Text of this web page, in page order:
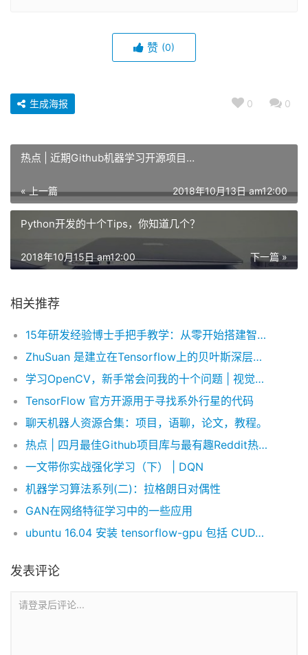
赞 (0)
0 0
生成海报
热点 | 近期Github机器学习开源项目…
« 上一篇 2018年10月13日 am12:00
Python开发的十个Tips，你知道几个？
下一篇 »
2018年10月15日 am12:00
相关推荐
15年研发经验博士手把手教学：从零开始搭建智能客服
ZhuSuan 是建立在Tensorflow上的贝叶斯深层学习的 python 库
学习OpenCV，新手常会问我的十个问题 | 视觉入门
TensorFlow 官方开源用于寻找系外行星的代码
聊天机器人资源合集：项目，语聊，论文，教程。
热点 | 四月最佳Github项目库与最有趣Reddit热点讨论
一文带你实战强化学习（下） | DQN
机器学习算法系列(二)：拉格朗日对偶性
GAN在网络特征学习中的一些应用
ubuntu 16.04 安装 tensorflow-gpu 包括 CUDA ,CUDNN,CONDA
发表评论
请登录后评论...